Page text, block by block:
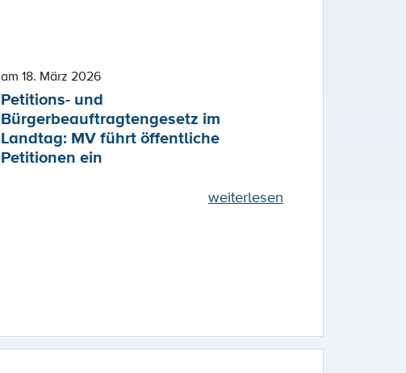
am 18. März 2026
Petitions- und
Bürgerbeauftragtengesetz im
Landtag: MV führt öffentliche
Petitionen ein
weiterlesen